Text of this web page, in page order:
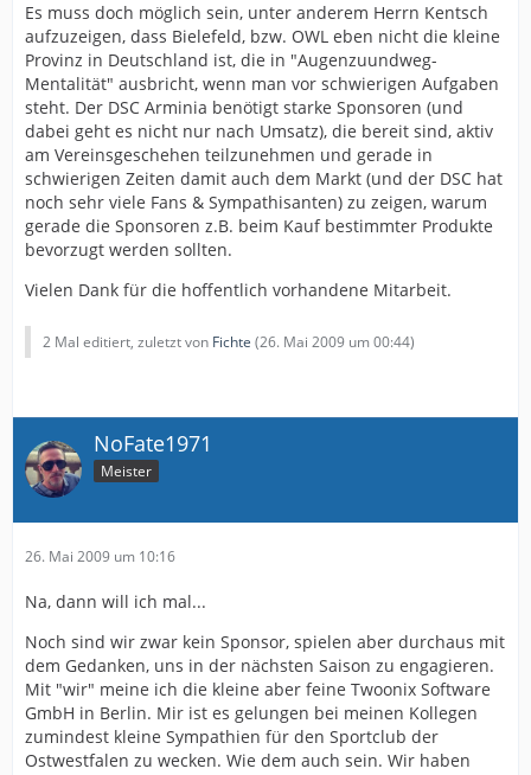
Es muss doch möglich sein, unter anderem Herrn Kentsch
aufzuzeigen, dass Bielefeld, bzw. OWL eben nicht die kleine
Provinz in Deutschland ist, die in "Augenzuundweg-
Mentalität" ausbricht, wenn man vor schwierigen Aufgaben
steht. Der DSC Arminia benötigt starke Sponsoren (und
dabei geht es nicht nur nach Umsatz), die bereit sind, aktiv
am Vereinsgeschehen teilzunehmen und gerade in
schwierigen Zeiten damit auch dem Markt (und der DSC hat
noch sehr viele Fans & Sympathisanten) zu zeigen, warum
gerade die Sponsoren z.B. beim Kauf bestimmter Produkte
bevorzugt werden sollten.
Vielen Dank für die hoffentlich vorhandene Mitarbeit.
2 Mal editiert, zuletzt von Fichte (26. Mai 2009 um 00:44)
NoFate1971
Meister
26. Mai 2009 um 10:16
Na, dann will ich mal...
Noch sind wir zwar kein Sponsor, spielen aber durchaus mit
dem Gedanken, uns in der nächsten Saison zu engagieren.
Mit "wir" meine ich die kleine aber feine Twoonix Software
GmbH in Berlin. Mir ist es gelungen bei meinen Kollegen
zumindest kleine Sympathien für den Sportclub der
Ostwestfalen zu wecken. Wie dem auch sein. Wir haben